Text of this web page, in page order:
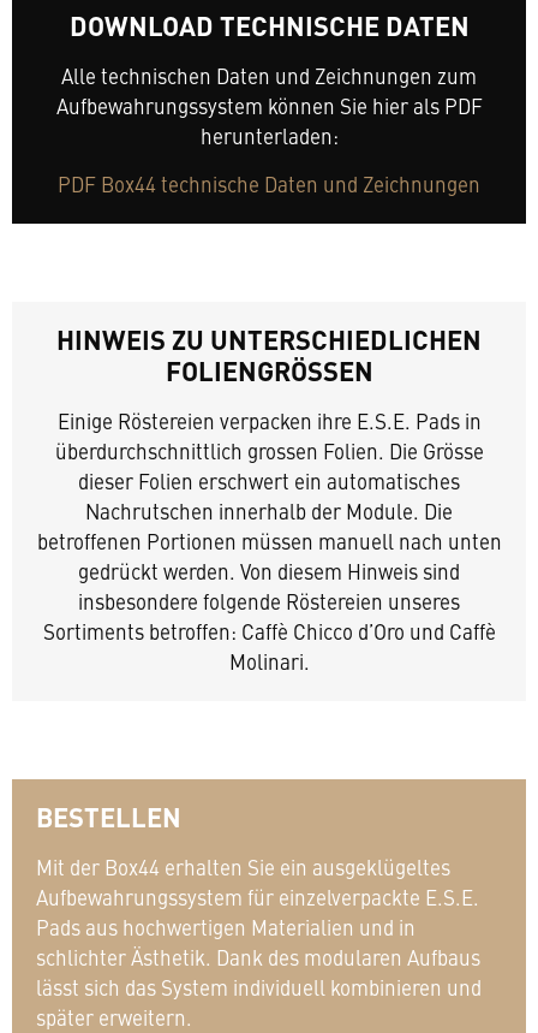
DOWNLOAD TECHNISCHE DATEN
Alle technischen Daten und Zeichnungen zum
Aufbewahrungssystem können Sie hier als PDF
herunterladen:
PDF Box44 technische Daten und Zeichnungen
HINWEIS ZU UNTERSCHIEDLICHEN
FOLIENGRÖSSEN
Einige Röstereien verpacken ihre E.S.E. Pads in
überdurchschnittlich grossen Folien. Die Grösse
dieser Folien erschwert ein automatisches
Nachrutschen innerhalb der Module. Die
betroffenen Portionen müssen manuell nach unten
gedrückt werden. Von diesem Hinweis sind
insbesondere folgende Röstereien unseres
Sortiments betroffen: Caffè Chicco d’Oro und Caffè
Molinari.
BESTELLEN
Mit der Box44 erhalten Sie ein ausgeklügeltes
Aufbewahrungssystem für einzelverpackte E.S.E.
Pads aus hochwertigen Materialien und in
schlichter Ästhetik. Dank des modularen Aufbaus
lässt sich das System individuell kombinieren und
später erweitern.